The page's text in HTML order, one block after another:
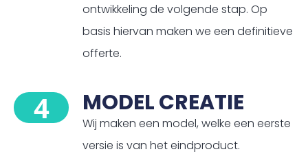
ontwikkeling de volgende stap. Op
basis hiervan maken we een definitieve
offerte.
4 MODEL CREATIE
Wij maken een model, welke een eerste
versie is van het eindproduct.